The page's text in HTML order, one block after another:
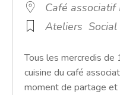
Café
Ateliers Social
Tous les mercredis
cuisine du café
moment de partage et